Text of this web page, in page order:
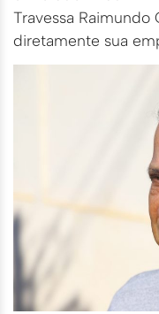
Travessa Raimundo
diretamente sua